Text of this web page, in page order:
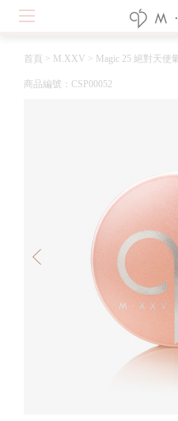
首頁 > M.XXV > Magic 25 絕對天使
商品編號：CSP00052